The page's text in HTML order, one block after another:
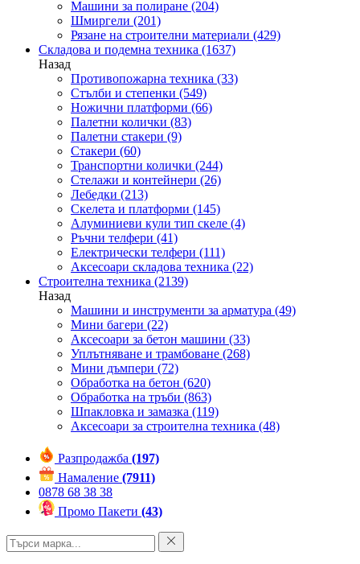
Машини за полиране (204)
Шмиргели (201)
Рязане на строителни материали (429)
Складова и подемна техника (1637)
Назад
Противопожарна техника (33)
Стълби и степенки (549)
Ножични платформи (66)
Палетни колички (83)
Палетни стакери (9)
Стакери (60)
Транспортни колички (244)
Стелажи и контейнери (26)
Лебедки (213)
Скелета и платформи (145)
Алуминиеви кули тип скеле (4)
Ръчни телфери (41)
Електрически телфери (111)
Аксесоари складова техника (22)
Строителна техника (2139)
Назад
Машини и инструменти за арматура (49)
Мини багери (22)
Аксесоари за бетон машини (33)
Уплътняване и трамбоване (268)
Мини дъмпери (72)
Обработка на бетон (620)
Обработка на тръби (863)
Шпакловка и замазка (119)
Аксесоари за строителна техника (48)
Разпродажба (197)
Намаление (7911)
0878 68 38 38
Промо Пакети (43)